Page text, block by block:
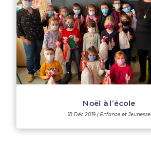
Noël à l’école
18 Déc 2019 | Enfance et Jeunesse